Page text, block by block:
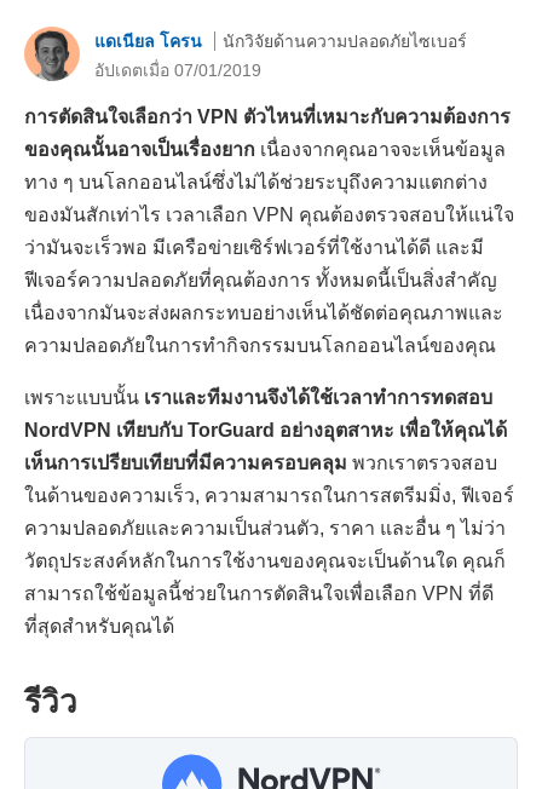
แดเนียล โครน
นักวิจัยด้านความปลอดภัยไซเบอร์
อัปเดตเมื่อ 07/01/2019
การตัดสินใจเลือกว่า VPN ตัวไหนที่เหมาะกับความต้องการ
ของคุณนั้นอาจเป็นเรื่องยาก เนื่องจากคุณอาจจะเห็นข้อมูล
ทาง ๆ บนโลกออนไลน์ซึ่งไม่ได้ช่วยระบุถึงความแตกต่าง
ของมันสักเท่าไร เวลาเลือก VPN คุณต้องตรวจสอบให้แน่ใจ
ว่ามันจะเร็วพอ มีเครือข่ายเซิร์ฟเวอร์ที่ใช้งานได้ดี และมี
ฟีเจอร์ความปลอดภัยที่คุณต้องการ ทั้งหมดนี้เป็นสิ่งสำคัญ
เนื่องจากมันจะส่งผลกระทบอย่างเห็นได้ชัดต่อคุณภาพและ
ความปลอดภัยในการทำกิจกรรมบนโลกออนไลน์ของคุณ
เพราะแบบนั้น เราและทีมงานจึงได้ใช้เวลาทำการทดสอบ
NordVPN เทียบกับ TorGuard อย่างอุตสาหะ เพื่อให้คุณได้
เห็นการเปรียบเทียบที่มีความครอบคลุม พวกเราตรวจสอบ
ในด้านของความเร็ว, ความสามารถในการสตรีมมิ่ง, ฟีเจอร์
ความปลอดภัยและความเป็นส่วนตัว, ราคา และอื่น ๆ ไม่ว่า
วัตถุประสงค์หลักในการใช้งานของคุณจะเป็นด้านใด คุณก็
สามารถใช้ข้อมูลนี้ช่วยในการตัดสินใจเพื่อเลือก VPN ที่ดี
ที่สุดสำหรับคุณได้
รีวิว